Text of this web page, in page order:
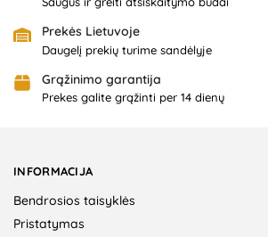
Prekės Lietuvoje
Daugelį prekių turime sandėlyje
Grąžinimo garantija
Prekes galite grąžinti per 14 dienų
INFORMACIJA
Bendrosios taisyklės
Pristatymas